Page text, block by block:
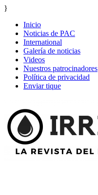
}
Inicio
Noticias de PAC
International
Galería de noticias
Videos
Nuestros patrocinadores
Política de privacidad
Enviar tique